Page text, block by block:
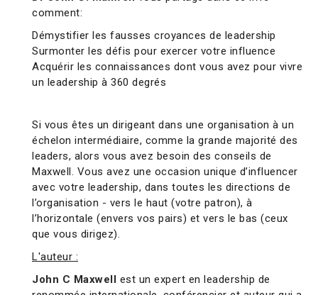
comment:
Démystifier les fausses croyances de leadership
Surmonter les défis pour exercer votre influence
Acquérir les connaissances dont vous avez pour vivre
un leadership à 360 degrés
Si vous êtes un dirigeant dans une organisation à un
échelon intermédiaire, comme la grande majorité des
leaders, alors vous avez besoin des conseils de
Maxwell. Vous avez une occasion unique d’influencer
avec votre leadership, dans toutes les directions de
l’organisation - vers le haut (votre patron), à
l’horizontale (envers vos pairs) et vers le bas (ceux
que vous dirigez).
L'auteur :
John C Maxwell est un expert en leadership de